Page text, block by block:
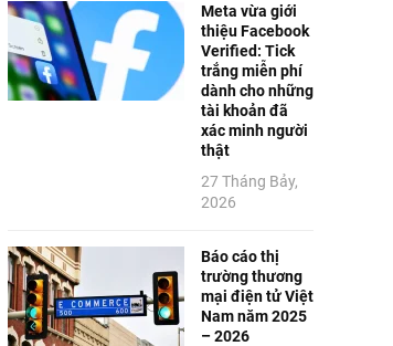
Meta vừa giới
thiệu Facebook
Verified: Tick
trắng miễn phí
dành cho những
tài khoản đã
xác minh người
thật
27 Tháng Bảy,
2026
Báo cáo thị
trường thương
mại điện tử Việt
Nam năm 2025
– 2026